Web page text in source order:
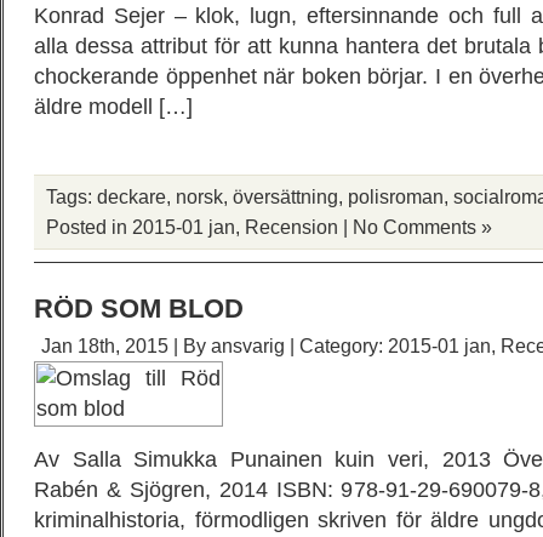
Konrad Sejer – klok, lugn, eftersinnande och full
alla dessa attribut för att kunna hantera det brutala
chockerande öppenhet när boken börjar. I en
äldre modell […]
Tags: deckare, norsk, översättning, polisroman,
Posted in 2015-01 jan, Recension | No Comments »
RÖD SOM BLOD
Jan 18th, 2015 | By ansvarig | Category: 2015-01 jan,
Av Salla Simukka Punainen kuin veri, 2013
Rabén & Sjögren, 2014 ISBN: 978-91-29-690079-
kriminalhistoria, förmodligen skriven för äldre